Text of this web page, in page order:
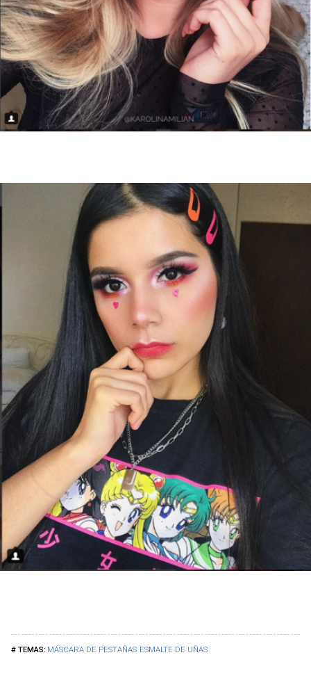
MÁSCARA DE PESTAÑAS ESMALTE DE UÑAS